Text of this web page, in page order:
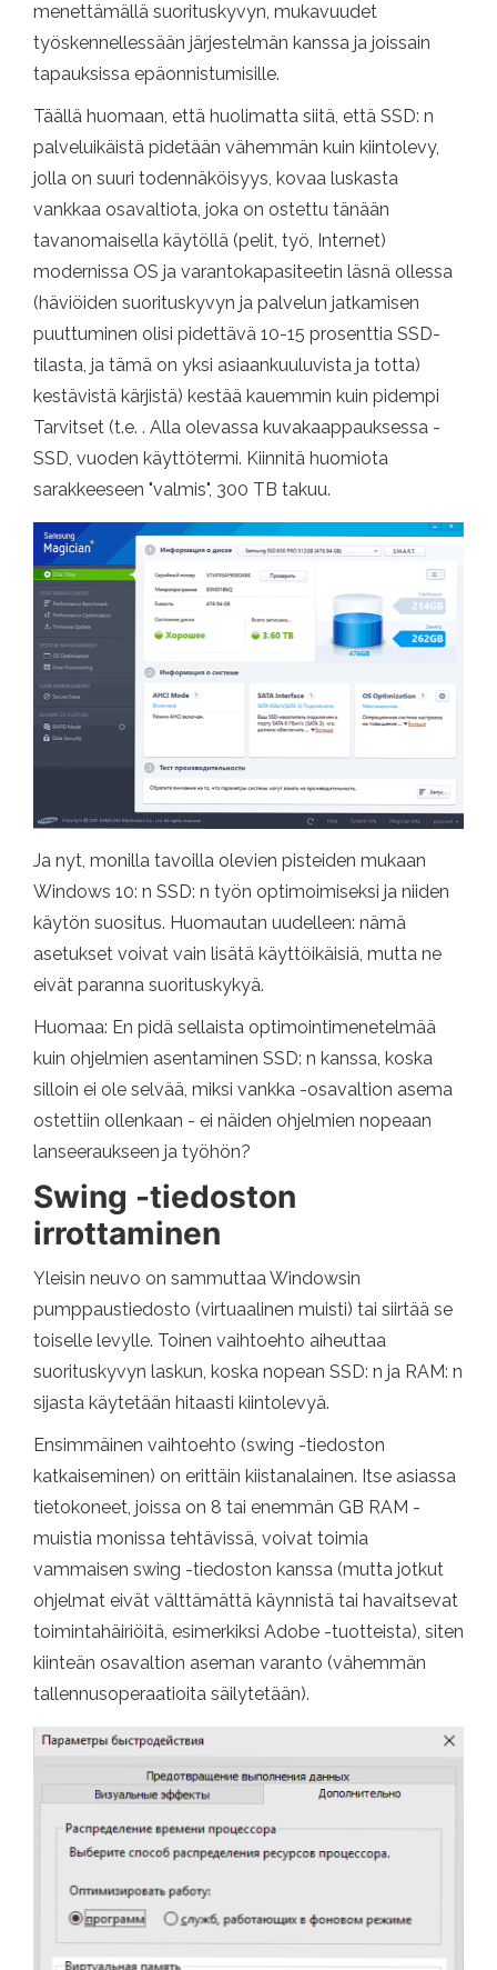
menettämällä suorituskyvyn, mukavuudet
työskennellessään järjestelmän kanssa ja joissain
tapauksissa epäonnistumisille.
Täällä huomaan, että huolimatta siitä, että SSD: n
palveluikäistä pidetään vähemmän kuin kiintolevy,
jolla on suuri todennäköisyys, kovaa luskasta
vankkaa osavaltiota, joka on ostettu tänään
tavanomaisella käytöllä (pelit, työ, Internet)
modernissa OS ja varantokapasiteetin läsnä ollessa
(häviöiden suorituskyvyn ja palvelun jatkamisen
puuttuminen olisi pidettävä 10-15 prosenttia SSD-
tilasta, ja tämä on yksi asiaankuuluvista ja totta)
kestävistä kärjistä) kestää kauemmin kuin pidempi
Tarvitset (t.e. . Alla olevassa kuvakaappauksessa -
SSD, vuoden käyttötermi. Kiinnitä huomiota
sarakkeeseen "valmis", 300 TB takuu.
Ja nyt, monilla tavoilla olevien pisteiden mukaan
Windows 10: n SSD: n työn optimoimiseksi ja niiden
käytön suositus. Huomautan uudelleen: nämä
asetukset voivat vain lisätä käyttöikäisiä, mutta ne
eivät paranna suorituskykyä.
Huomaa: En pidä sellaista optimointimenetelmää
kuin ohjelmien asentaminen SSD: n kanssa, koska
silloin ei ole selvää, miksi vankka -osavaltion asema
ostettiin ollenkaan - ei näiden ohjelmien nopeaan
lanseeraukseen ja työhön?
Swing -tiedoston
irrottaminen
Yleisin neuvo on sammuttaa Windowsin
pumppaustiedosto (virtuaalinen muisti) tai siirtää se
toiselle levylle. Toinen vaihtoehto aiheuttaa
suorituskyvyn laskun, koska nopean SSD: n ja RAM: n
sijasta käytetään hitaasti kiintolevyä.
Ensimmäinen vaihtoehto (swing -tiedoston
katkaiseminen) on erittäin kiistanalainen. Itse asiassa
tietokoneet, joissa on 8 tai enemmän GB RAM -
muistia monissa tehtävissä, voivat toimia
vammaisen swing -tiedoston kanssa (mutta jotkut
ohjelmat eivät välttämättä käynnistä tai havaitsevat
toimintahäiriöitä, esimerkiksi Adobe -tuotteista), siten
kiinteän osavaltion aseman varanto (vähemmän
tallennusoperaatioita säilytetään).